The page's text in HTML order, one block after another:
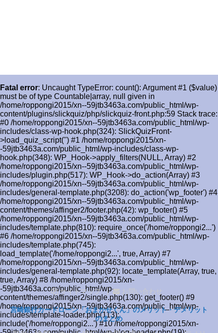
サイトマップ
宮崎銀行カードローン「おまかせくん」のメリット・デメリット
のまとめ
Fatal error: Uncaught TypeError: count(): Argument #1 ($value)
must be of type Countable|array, null given in
/home/roppongi2015/xn--59jtb3463a.com/public_html/wp-
content/plugins/slickquiz/php/slickquiz-front.php:59 Stack trace:
#0 /home/roppongi2015/xn--59jtb3463a.com/public_html/wp-
includes/class-wp-hook.php(324): SlickQuizFront-
>load_quiz_script('') #1 /home/roppongi2015/xn-
-59jtb3463a.com/public_html/wp-includes/class-wp-
hook.php(348): WP_Hook->apply_filters(NULL, Array) #2
/home/roppongi2015/xn--59jtb3463a.com/public_html/wp-
includes/plugin.php(517): WP_Hook->do_action(Array) #3
/home/roppongi2015/xn--59jtb3463a.com/public_html/wp-
includes/general-template.php(3208): do_action('wp_footer') #4
/home/roppongi2015/xn--59jtb3463a.com/public_html/wp-
content/themes/affinger2/footer.php(42): wp_footer() #5
/home/roppongi2015/xn--59jtb3463a.com/public_html/wp-
includes/template.php(810): require_once('/home/roppongi2...')
#6 /home/roppongi2015/xn--59jtb3463a.com/public_html/wp-
includes/template.php(745):
load_template('/home/roppongi2...', true, Array) #7
/home/roppongi2015/xn--59jtb3463a.com/public_html/wp-
includes/general-template.php(92): locate_template(Array, true,
true, Array) #8 /home/roppongi2015/xn-
-59jtb3463a.com/public_html/wp-
content/themes/affinger2/single.php(130): get_footer() #9
/home/roppongi2015/xn--59jtb3463a.com/public_html/wp-
includes/template-loader.php(113):
include('/home/roppongi2...') #10 /home/roppongi2015/xn-